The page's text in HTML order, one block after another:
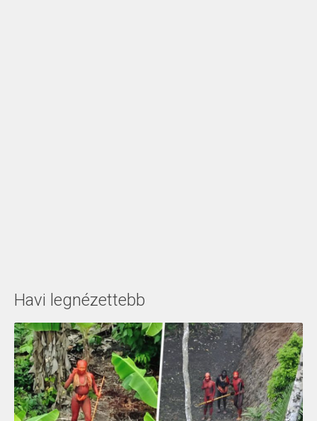
Havi legnézettebb